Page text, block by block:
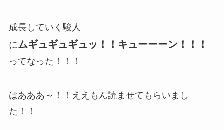
成長していく駿人
にムギュギュギュッ！！キューーーン！！！
ってなった！！！
はあああ～！！ええもん読ませてもらいまし
た！！